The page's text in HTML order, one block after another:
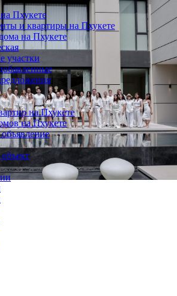
Пхукете
и квартиры на Пхукете
на Пхукете
участки
на Пхукете
на Пхукете